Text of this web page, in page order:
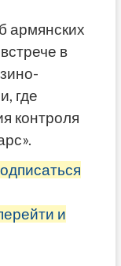
армянских
в
где
контроля
и